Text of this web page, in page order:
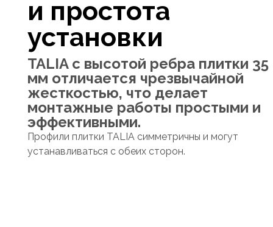
и простота
установки
TALIA с высотой ребра плитки 35
мм отличается чрезвычайной
жесткостью, что делает
монтажные работы простыми и
эффективными.
Профили плитки TALIA симметричны и могут
устанавливаться с обеих сторон.